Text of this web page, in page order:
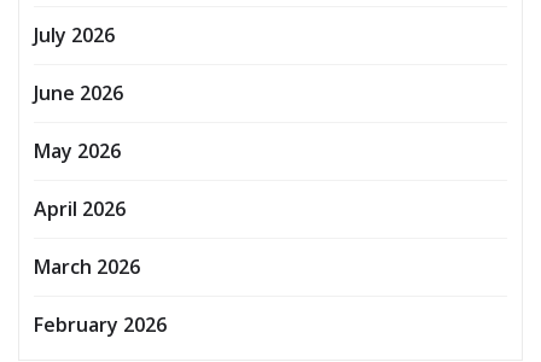
July 2026
June 2026
May 2026
April 2026
March 2026
February 2026